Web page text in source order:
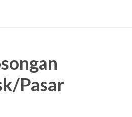
Pasar